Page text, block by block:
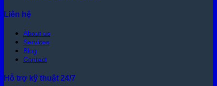
Liên hệ
About us
Services
Blog
Contact
Hỗ trợ kỹ thuật 24/7